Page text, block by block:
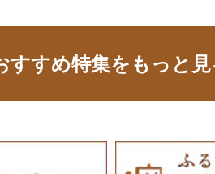
すすめ特集をもっと